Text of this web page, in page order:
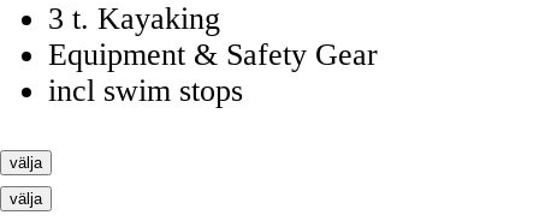
3 t. Kayaking
Equipment & Safety Gear
incl swim stops
välja
välja